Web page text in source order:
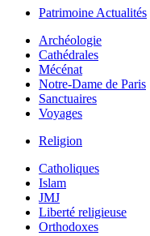
Patrimoine Actualités
Archéologie
Cathédrales
Mécénat
Notre-Dame de Paris
Sanctuaires
Voyages
Religion
Catholiques
Islam
JMJ
Liberté religieuse
Orthodoxes